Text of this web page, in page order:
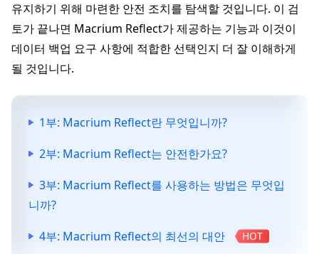
유지하기 위해 마련한 안전 조치를 탐색할 것입니다. 이 검
토가 끝나면 Macrium Reflect가 제공하는 기능과 이것이
데이터 백업 요구 사항에 적합한 선택인지 더 잘 이해하게
될 것입니다.
1부: Macrium Reflect란 무엇입니까?
2부: Macrium Reflect는 안전한가요?
3부: Macrium Reflect를 사용하는 방법은 무엇입
니까?
4부: Macrium Reflect의 최선의 대안
HOT